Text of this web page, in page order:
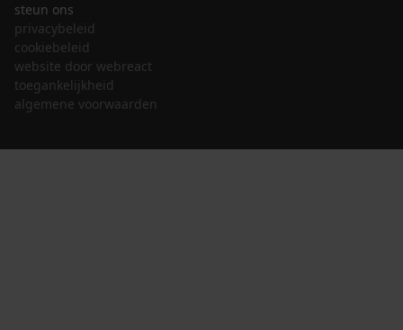
steun ons
privacybeleid
cookiebeleid
website door webreact
toegankelijkheid
algemene voorwaarden